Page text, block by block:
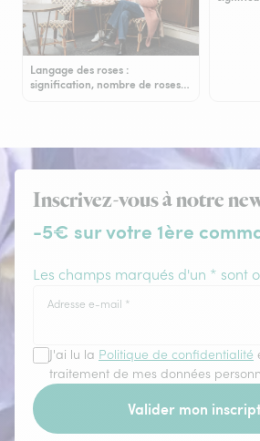
Langage des roses :
signification, nombre de roses…
Inscrivez-vous à notre
-5€ sur votre 1ère
Les champs marqués d'un * sont
Adresse e-mail *
J'ai lu la Politique de confidentialité
traitement de mes données
Valider mon